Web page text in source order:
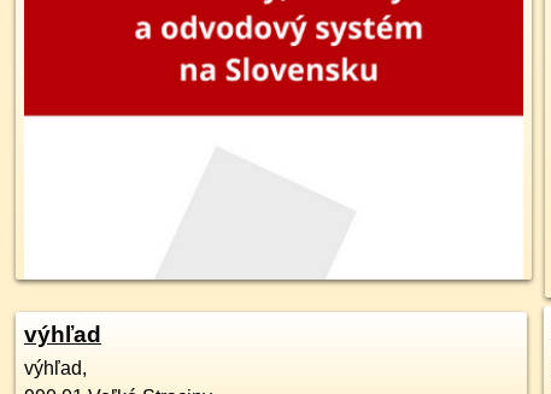
výhľad
výhľad,